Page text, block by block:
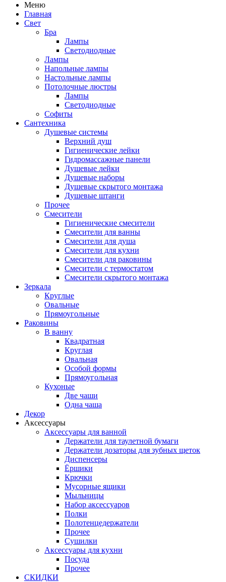
Меню
Главная
Свет
Бра
Лампы
Светодиодные
Лампы
Напольные лампы
Настольные лампы
Потолочные люстры
Лампы
Светодиодные
Софиты
Сантехника
Душевые системы
Верхний душ
Гигиенические лейки
Гидромассажные панели
Душевые лейки
Душевые наборы
Душевые скрытого монтажа
Душевые штанги
Прочее
Смесители
Гигиенические смесители
Смесители для ванны
Смесители для душа
Смесители для кухни
Смесители для раковины
Смесители с термостатом
Смесители скрытого монтажа
Зеркала
Круглые
Овальные
Прямоугольные
Раковины
В ванну
Квадратная
Круглая
Овальная
Особой формы
Прямоугольная
Кухоные
Две чаши
Одна чаша
Декор
Аксессуары
Аксессуары для ванной
Держатели для таулетной бумаги
Держатели дозаторы для зубных щеток
Диспенсеры
Ёршики
Крючки
Мусорные ящики
Мыльницы
Набор аксессуаров
Полки
Полотенцедержатели
Прочее
Сушилки
Аксессуары для кухни
Посуда
Прочее
СКИДКИ